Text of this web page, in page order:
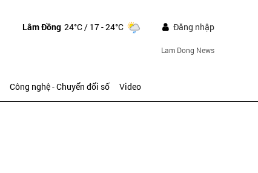
Lâm Đồng 24°C/ 17 - 24°C Đăng nhập
Lam Dong News
Công nghệ - Chuyển đổi số Video